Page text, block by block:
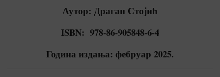
Аутор: Драган Стојић
ISBN: 978-86-905848-6-4
Година издања: фебруар 2025.